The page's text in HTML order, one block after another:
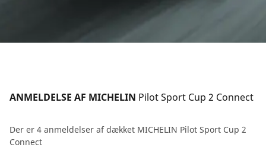
ANMELDELSE AF MICHELIN Pilot Sport Cup 2 Connect
Der er 4 anmeldelser af dækket MICHELIN Pilot Sport Cup 2
Connect